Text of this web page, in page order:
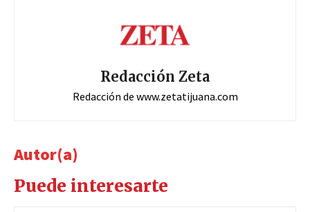
Redacción Zeta
Redacción de www.zetatijuana.com
Autor(a)
Puede interesarte